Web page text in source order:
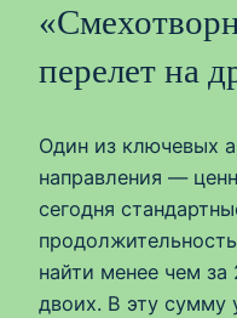
перелет на
Один из ключевых
направления —
сегодня
найти менее чем
двоих. В эту сумму